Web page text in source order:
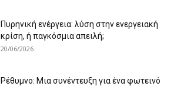
Πυρηνική ενέργεια: λύση στην ενεργειακή
κρίση, ή παγκόσμια απειλή;
20/06/2026
Ρέθυμνο: Μια συνέντευξη για ένα φωτεινό